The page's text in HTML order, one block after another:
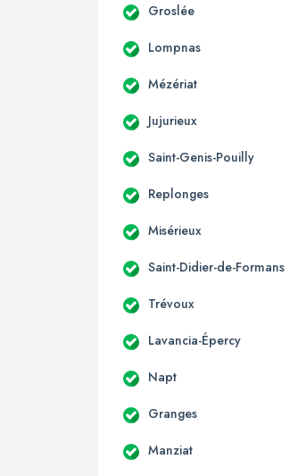
Groslée
Lompnas
Mézériat
Jujurieux
Saint-Genis-Pouilly
Replonges
Misérieux
Saint-Didier-de-Formans
Trévoux
Lavancia-Épercy
Napt
Granges
Manziat